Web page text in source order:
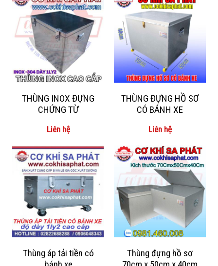
THÙNG INOX ĐỰNG
CHỨNG TỪ
Liên hệ
THÙNG ĐỰNG HỒ SƠ
CÓ BÁNH XE
Liên hệ
Thùng áp tải tiền có
Thùng đựng hồ sơ